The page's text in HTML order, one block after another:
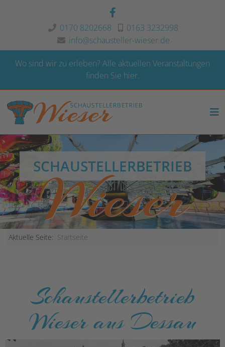
0170 8202668
0163 3232998
info@schausteller-wieser.de
Wo sind wir zu erleben? Alle aktuellen Veranstaltungen
finden Sie hier.
SCHAUSTELLERBETRIEB
Wieser
Aktuelle Seite: Startseite
Schaustellerbetrieb
Wieser aus Dessau